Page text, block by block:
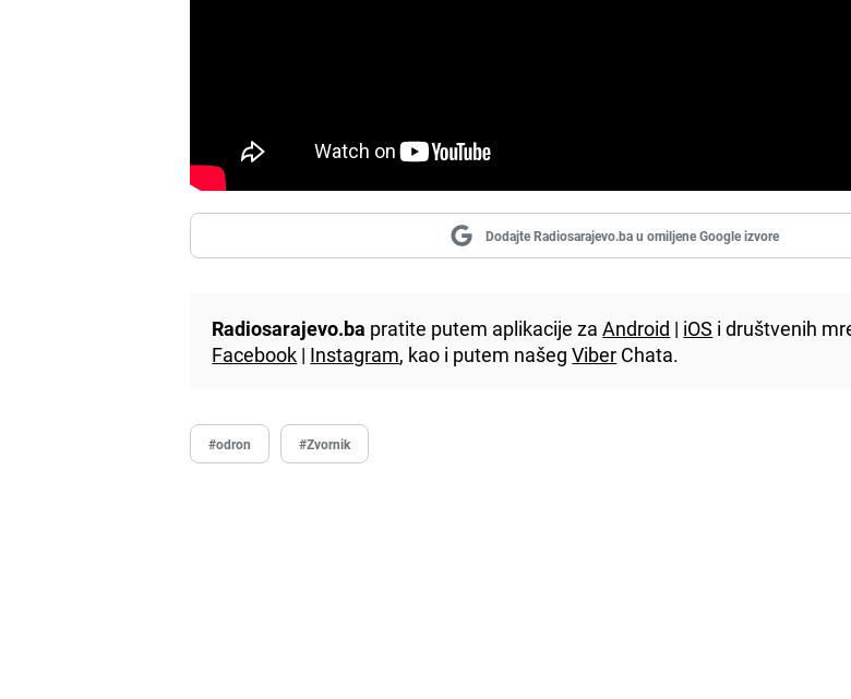
Dodajte Radiosarajevo.ba u omiljene Google izvore
Radiosarajevo.ba pratite putem aplikacije zaAndroid | iOS i društvenih
Facebook | Instagram, kao i putem našegViber Chata.
#odron #Zvornik